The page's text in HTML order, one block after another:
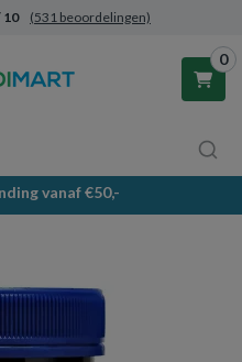
10 (531 beoordelingen)
0
is leeg.
producten.
vanaf €50,-